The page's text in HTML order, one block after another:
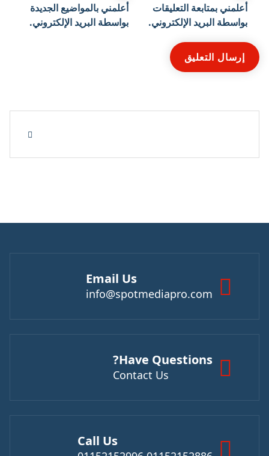
أعلمني بمتابعة التعليقات
بواسطة البريد الإلكتروني.
أعلمني بالمواضيع الجديدة
بواسطة البريد الإلكتروني.
Email Us
info@spotmediapro.com
Have Questions?
Contact Us
Call Us